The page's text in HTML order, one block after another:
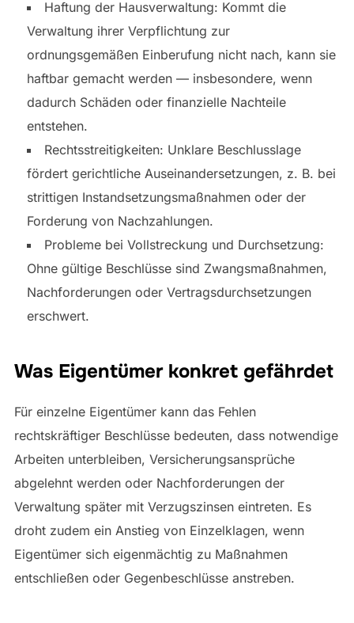
Haftung der Hausverwaltung: Kommt die
Verwaltung ihrer Verpflichtung zur
ordnungsgemäßen Einberufung nicht nach, kann sie
haftbar gemacht werden — insbesondere, wenn
dadurch Schäden oder finanzielle Nachteile
entstehen.
Rechtsstreitigkeiten: Unklare Beschlusslage
fördert gerichtliche Auseinandersetzungen, z. B. bei
strittigen Instandsetzungsmaßnahmen oder der
Forderung von Nachzahlungen.
Probleme bei Vollstreckung und Durchsetzung:
Ohne gültige Beschlüsse sind Zwangsmaßnahmen,
Nachforderungen oder Vertragsdurchsetzungen
erschwert.
Was Eigentümer konkret gefährdet
Für einzelne Eigentümer kann das Fehlen
rechtskräftiger Beschlüsse bedeuten, dass notwendige
Arbeiten unterbleiben, Versicherungsansprüche
abgelehnt werden oder Nachforderungen der
Verwaltung später mit Verzugszinsen eintreten. Es
droht zudem ein Anstieg von Einzelklagen, wenn
Eigentümer sich eigenmächtig zu Maßnahmen
entschließen oder Gegenbeschlüsse anstreben.